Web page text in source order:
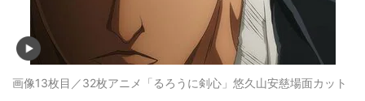
画像13枚目／32枚アニメ「るろうに剣心」悠久山安慈場面カット